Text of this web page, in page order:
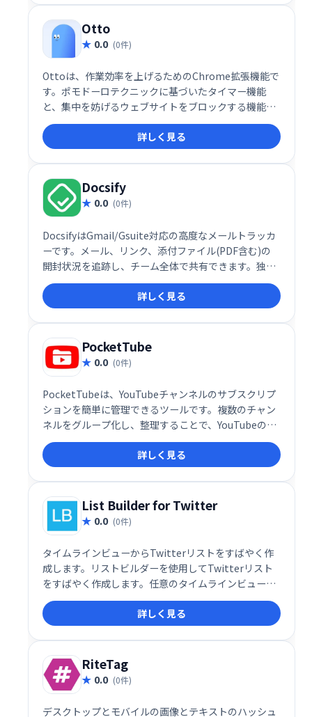
Otto
0.0 (0件)
Ottoは、作業効率を上げるためのChrome拡張機能で
す。ポモドーロテクニックに基づいたタイマー機能
と、集中を妨げるウェブサイトをブロックする機能を
搭載。作業時間と休憩時間を管理し、生産性を維持し
たい方におすすめです。詳しく見る
Docsify
0.0 (0件)
DocsifyはGmail/Gsuite対応の高度なメールトラッカ
ーです。メール、リンク、添付ファイル(PDF含む)の
開封状況を追跡し、チーム全体で共有できます。独自
のテキストショートカットでテンプレートを作成、チ
ームメンバーの生産性も把握可能です。過払いなしで
利用でき、チームワークの向上と業務効率化を支援し
ます。
詳しく見る
PocketTube
0.0 (0件)
PocketTubeは、YouTubeチャンネルのサブスクリプ
ションを簡単に管理できるツールです。複数のチャン
ネルをグループ化し、整理することで、YouTubeのイ
ンターフェース上で効率的に管理できます。煩雑なサ
ブスクリプション管理をシンプルに、快適に。
詳しく見る
List Builder for Twitter
0.0 (0件)
タイムラインビューからTwitterリストをすばやく作
成します。リストビルダーを使用してTwitterリスト
をすばやく作成します。任意のタイムラインビューか
ら表示され、画面上の個々のツイートまたはすべてを
選択して、ユーザーをリストの1つに含めることがで
きます。
詳しく見る
RiteTag
0.0 (0件)
デスクトップとモバイルの画像とテキストのハッシュ